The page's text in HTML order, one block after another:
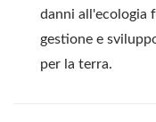
danni all'ecologia
gestione e
per la terra.